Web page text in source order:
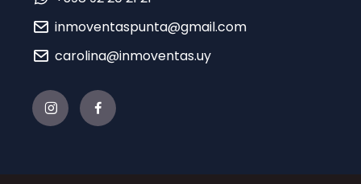
inmoventaspunta@gmail.com
carolina@inmoventas.uy